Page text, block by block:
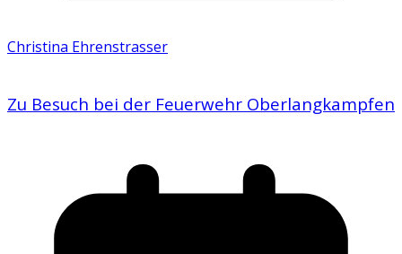
Christina Ehrenstrasser
Zu Besuch bei der Feuerwehr Oberlangkampfen